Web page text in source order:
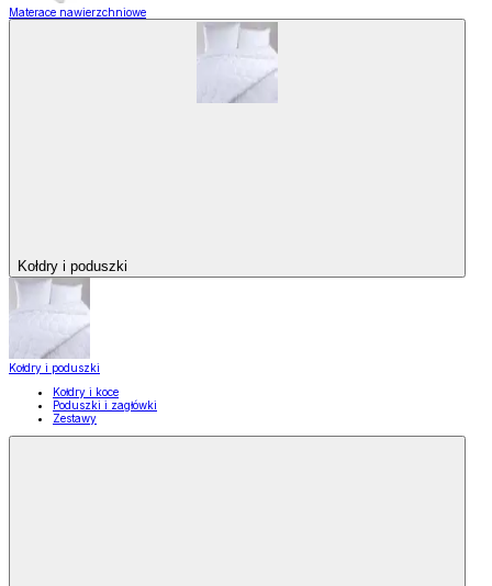
Materace nawierzchniowe
Kołdry i poduszki
Kołdry i poduszki
Kołdry i koce
Poduszki i zagłówki
Zestawy